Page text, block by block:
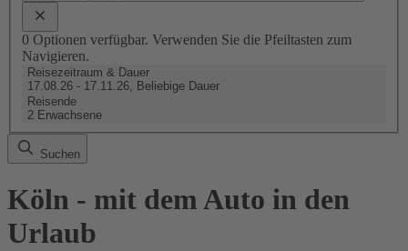
0 Optionen verfügbar. Verwenden Sie die Pfeiltasten zum
Navigieren.
Reisezeitraum & Dauer
17.08.26 - 17.11.26, Beliebige Dauer
Reisende
2 Erwachsene
Suchen
Köln - mit dem Auto in den
Urlaub